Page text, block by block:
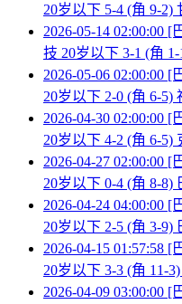
20岁以下 5-4 (角 9-2)
2026-05-14 02:00:00
技 20岁以下 3-1 (角
2026-05-06 02:00:00
20岁以下 2-0 (角 6-5)
2026-04-30 02:00:00
20岁以下 4-2 (角 6-5)
2026-04-27 02:00:00
20岁以下 0-4 (角 8-8)
2026-04-24 04:00:00
20岁以下 2-5 (角 3-9)
2026-04-15 01:57:58
20岁以下 3-3 (角 11-
2026-04-09 03:00:00